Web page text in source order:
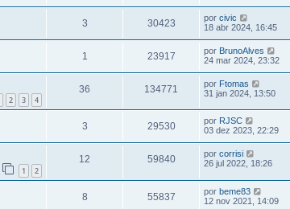
3 30423 por civic
18 abr 2024, 16:45
1 23917 por BrunoAlves
24 mar 2024, 23:32
2 3 4
36 134771 por Ftomas
31 jan 2024, 13:50
3 29530 por RJSC
03 dez 2023, 22:29
1 2
12 59840 por corrisi
26 jul 2022, 18:26
8 55837 por beme83
12 nov 2021, 14:09